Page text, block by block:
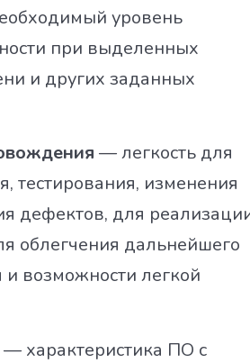
уровень
при выделенных
и других заданных
— легкость для
тестирования, изменения
дефектов, для
облегчения дальнейшего
возможности легкой
— характеристика ПО с